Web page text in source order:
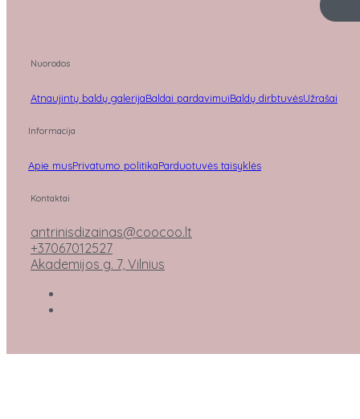
Nuorodos
Atnaujintų baldų galerijaBaldai pardavimuiBaldų dirbtuvėsUžrašai
Informacija
Apie musPrivatumo politikaParduotuvės taisyklės
Kontaktai
antrinisdizainas@coocoo.lt
+37067012527
Akademijos g. 7, Vilnius